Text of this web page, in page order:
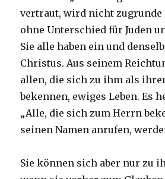
vertraut, wird nicht zugrunde
ohne Unterschied für Juden
Sie alle haben ein und
Christus. Aus seinem
allen, die sich zu ihm als
bekennen, ewiges Leben. Es
„Alle, die sich zum Herrn
seinen Namen anrufen,
Sie können sich aber nur zu